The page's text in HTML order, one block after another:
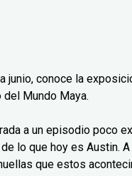
junio, conoce la
del Mundo Maya.
a un episodio poco
lo que hoy es Austin.
que estos